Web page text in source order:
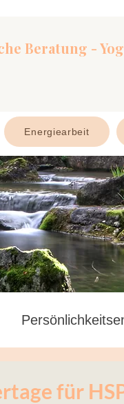
Beratung -
Energiearbeit
für